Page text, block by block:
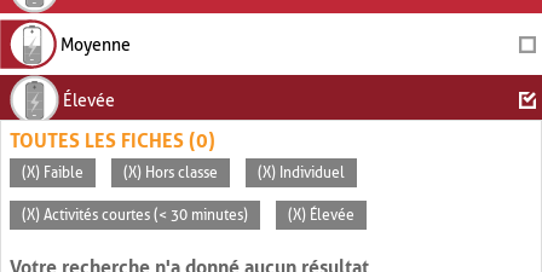
Moyenne
Élevée
TOUTES LES FICHES (0)
(X) Faible (X) Hors classe (X) Individuel
(X) Activités courtes (< 30 minutes) (X) Élevée